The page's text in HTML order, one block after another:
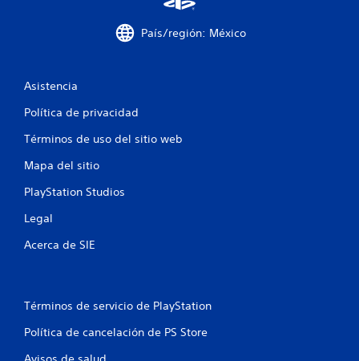
País/región: México
Asistencia
Política de privacidad
Términos de uso del sitio web
Mapa del sitio
PlayStation Studios
Legal
Acerca de SIE
Términos de servicio de PlayStation
Política de cancelación de PS Store